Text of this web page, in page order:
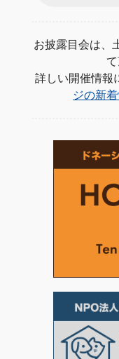
お披露目会は、
詳しい開催情報
ジの新